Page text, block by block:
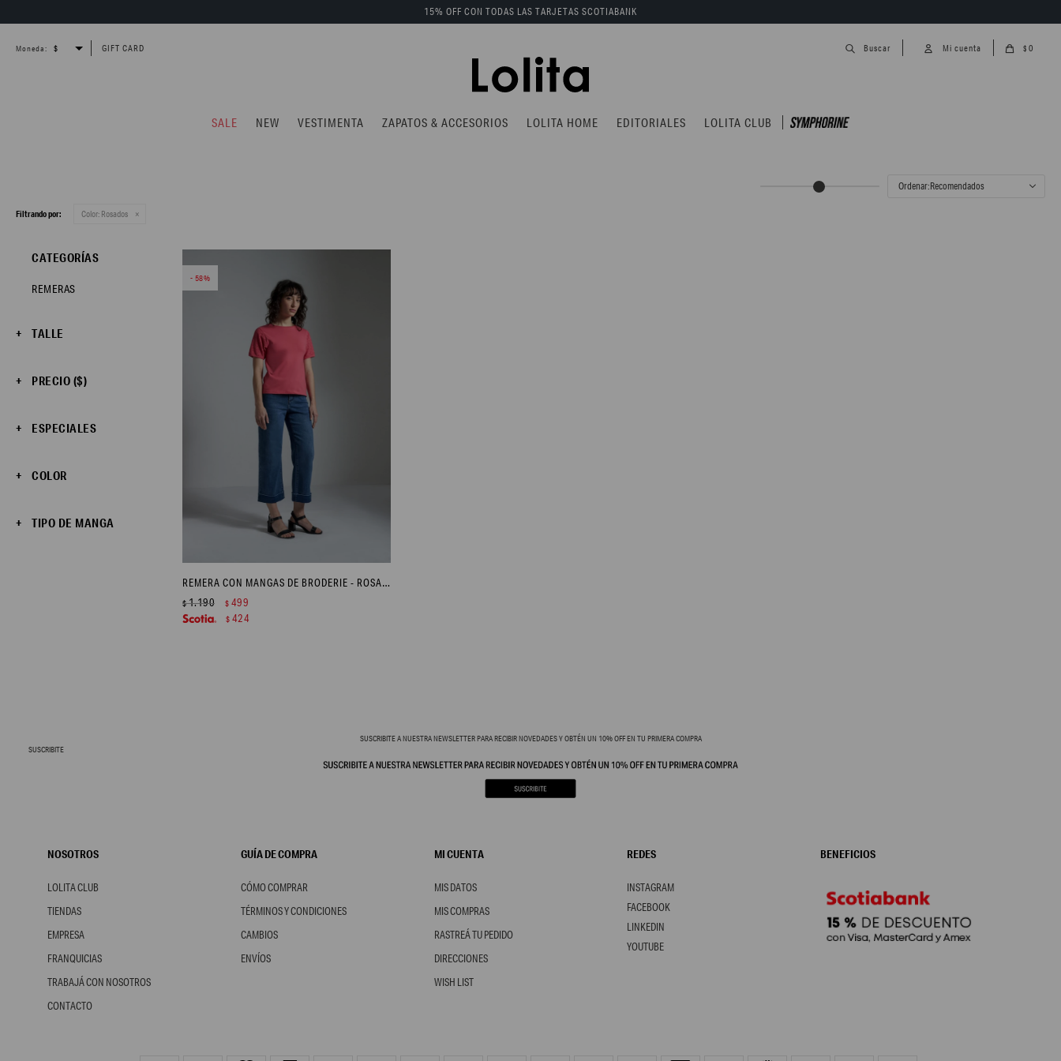
SALE NEW VESTIMENTA ZAPATOS & ACCESORIOS LOLITA HOME EDITORIALES LOLITA CLUB
$ 0
15% OFF CON TODAS LAS TARJETAS SCOTIABANK
Moneda: GIFT CARD
Recomendados
Filtrando por: Color: Rosados
58
REMERA CON MANGAS DE BRODERIE - ROSADO
$1.190 $ 499
$ 424
CATEGORÍAS
REMERAS
TALLE
PRECIO ($)
ESPECIALES
COLOR
TIPO DE MANGA
SUSCRIBITE A NUESTRA NEWSLETTER PARA RECIBIR NOVEDADES Y OBTÉN UN 10% OFF EN TU PRIMERA COMPRA
SUSCRIBITE
NOSOTROS
LOLITA CLUB
TIENDAS
EMPRESA
FRANQUICIAS
TRABAJÁ CON NOSOTROS
CONTACTO
GUÍA DE COMPRA
CÓMO COMPRAR
TÉRMINOS Y CONDICIONES
CAMBIOS
ENVÍOS
MI CUENTA
MIS DATOS
MIS COMPRAS
RASTREÁ TU PEDIDO
DIRECCIONES
WISH LIST
REDES
FACEBOOK
YOUTUBE
INSTAGRAM
LINKEDIN
BENEFICIOS